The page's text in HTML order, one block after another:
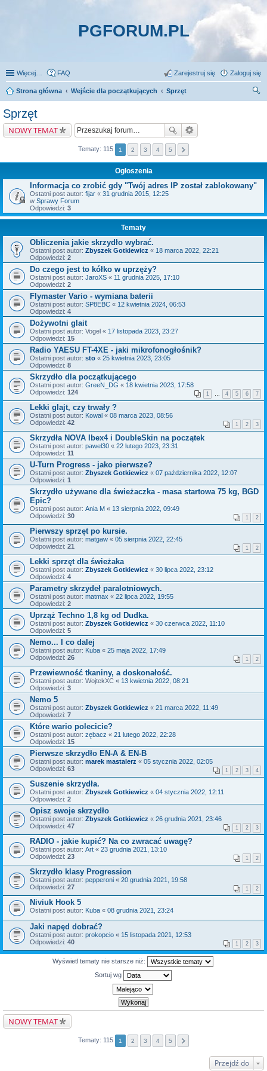
PGFORUM.PL
Więcej… FAQ Zaloguj się
Zarejestruj się
Strona główna Wejście dla początkujących
Sprzęt
Sprzęt
NOWY TEMAT
Tematy: 115 1 2 3 4 5
Ogłoszenia
Informacja co zrobić gdy "Twój adres IP został zablokowany"
Ostatni post autor: fijar « 31 grudnia 2015, 12:25
w Sprawy Forum
Odpowiedzi: 3
Tematy
Obliczenia jakie skrzydło wybrać.
Ostatni post autor: Zbyszek Gotkiewicz « 18 marca 2022, 22:21
Odpowiedzi: 2
Do czego jest to kółko w uprzęży?
Ostatni post autor: JaroXS « 11 grudnia 2025, 17:10
Odpowiedzi: 2
Flymaster Vario - wymiana baterii
Ostatni post autor: SP8EBC « 12 kwietnia 2024, 06:53
Odpowiedzi: 4
Dożywotni glait
Ostatni post autor: Vogel « 17 listopada 2023, 23:27
Odpowiedzi: 15
Radio YAESU FT-4XE - jaki mikrofonogłośnik?
Ostatni post autor: sto « 25 kwietnia 2023, 23:05
Odpowiedzi: 8
Skrzydło dla początkującego
Ostatni post autor: GreeN_DG « 18 kwietnia 2023, 17:58
Odpowiedzi: 124 1 … 4 5 6 7
Lekki glajt, czy trwały ?
Ostatni post autor: Kowal « 08 marca 2023, 08:56
Odpowiedzi: 42 1 2 3
Skrzydła NOVA Ibex4 i DoubleSkin na początek
Ostatni post autor: pawel30 « 22 lutego 2023, 23:31
Odpowiedzi: 11
U-Turn Progress - jako pierwsze?
Ostatni post autor: Zbyszek Gotkiewicz « 07 października 2022, 12:07
Odpowiedzi: 1
Skrzydło używane dla świeżaczka - masa startowa 75 kg, BGD
Epic?
Ostatni post autor: Ania M « 13 sierpnia 2022, 09:49
Odpowiedzi: 30 1 2
Pierwszy sprzęt po kursie.
Ostatni post autor: matgaw « 05 sierpnia 2022, 22:45
Odpowiedzi: 21 1 2
Lekki sprzęt dla świeżaka
Ostatni post autor: Zbyszek Gotkiewicz « 30 lipca 2022, 23:12
Odpowiedzi: 4
Parametry skrzydeł paralotniowych.
Ostatni post autor: matmax « 22 lipca 2022, 19:55
Odpowiedzi: 2
Uprząż Techno 1,8 kg od Dudka.
Ostatni post autor: Zbyszek Gotkiewicz « 30 czerwca 2022, 11:10
Odpowiedzi: 5
Nemo... I co dalej
Ostatni post autor: Kuba « 25 maja 2022, 17:49
Odpowiedzi: 26 1 2
Przewiewność tkaniny, a doskonałość.
Ostatni post autor: WojtekXC « 13 kwietnia 2022, 08:21
Odpowiedzi: 3
Nemo 5
Ostatni post autor: Zbyszek Gotkiewicz « 21 marca 2022, 11:49
Odpowiedzi: 7
Które wario polecicie?
Ostatni post autor: zębacz « 21 lutego 2022, 22:28
Odpowiedzi: 15
Pierwsze skrzydło EN-A & EN-B
Ostatni post autor: marek mastalerz « 05 stycznia 2022, 02:05
Odpowiedzi: 63 1 2 3 4
Suszenie skrzydła.
Ostatni post autor: Zbyszek Gotkiewicz « 04 stycznia 2022, 12:11
Odpowiedzi: 2
Opisz swoje skrzydło
Ostatni post autor: Zbyszek Gotkiewicz « 26 grudnia 2021, 23:46
Odpowiedzi: 47 1 2 3
RADIO - jakie kupić? Na co zwracać uwagę?
Ostatni post autor: Art « 23 grudnia 2021, 13:10
Odpowiedzi: 23 1 2
Skrzydło klasy Progression
Ostatni post autor: pepperoni « 20 grudnia 2021, 19:58
Odpowiedzi: 27 1 2
Niviuk Hook 5
Ostatni post autor: Kuba « 08 grudnia 2021, 23:24
Jaki napęd dobrać?
Ostatni post autor: prokopcio « 15 listopada 2021, 12:53
Odpowiedzi: 40 1 2 3
Wyświetl tematy nie starsze niż:
Sortuj wg
NOWY TEMAT
Tematy: 115 1 2 3 4 5
Przejdź do